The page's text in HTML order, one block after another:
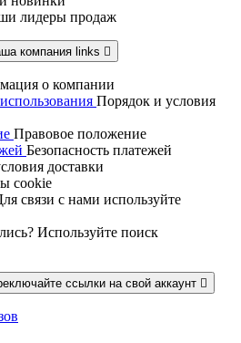
лидеры продаж
компания links 
о компании
Порядок и условия
Правовое положениe
Безопасность платежей
доставки
cookie
связи с нами используйте
Используйте поиск
ссылки на свой аккаунт 